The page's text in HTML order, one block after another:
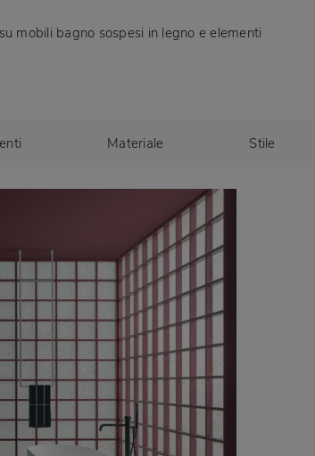
mobili bagno sospesi in legno e elementi
Materiale Stile